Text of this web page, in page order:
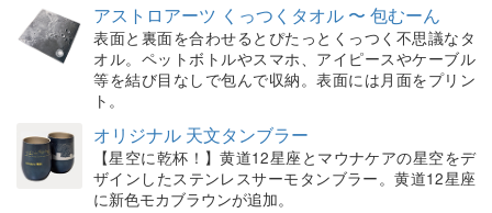
アストロアーツ くっつくタオル 〜 包むーん
表面と裏面を合わせるとぴたっとくっつく不思議なタ
オル。ペットボトルやスマホ、アイピースやケーブル
等を結び目なしで包んで収納。表面には月面をプリン
ト。
オリジナル 天文タンブラー
【星空に乾杯！】黄道12星座とマウナケアの星空をデ
ザインしたステンレスサーモタンブラー。黄道12星座
に新色モカブラウンが追加。